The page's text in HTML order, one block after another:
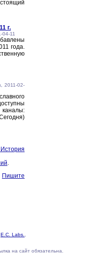
г.
04-11
года.
2011-02-
.
Пишите
E.C. Labs.
на сайт обязательна.